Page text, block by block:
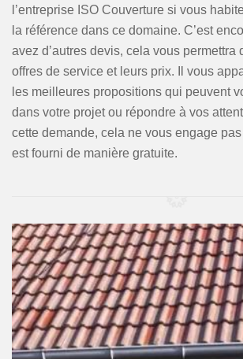
l’entreprise ISO Couverture si vous
la référence dans ce domaine. C’est
avez d’autres devis, cela vous permettra
offres de service et leurs prix. Il vous
les meilleures propositions qui peuvent
dans votre projet ou répondre à vos
cette demande, cela ne vous engage
est fourni de manière gratuite.